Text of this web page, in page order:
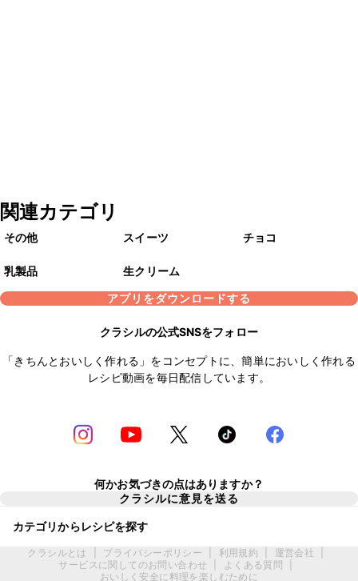
関連カテゴリ
その他 スイーツ チョコ
乳製品
生クリーム
アプリをダウンロードする
クラシルの公式SNSをフォロー
「きちんとおいしく作れる」をコンセプトに、簡単においしく作れる
レシピ動画を毎日配信しています。
何かお気づきの点はありますか？
クラシルに意見を送る
カテゴリからレシピを探す
クラシルとは プライバシーポリシー 利用規約 運営会社
サービスに関してのお問い合わせ
よくある質問
おいしく安全に料理を楽しむために